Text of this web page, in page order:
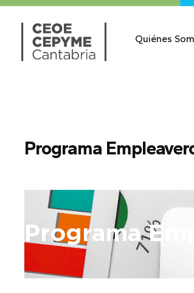
Quiénes
Programa
Programa